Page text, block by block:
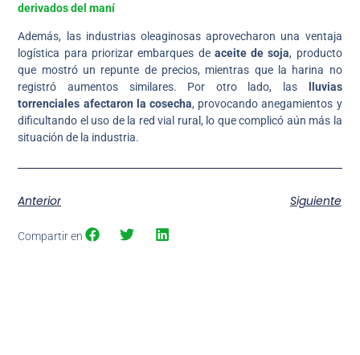
derivados del maní
Además, las industrias oleaginosas aprovecharon una ventaja
logística para priorizar embarques de aceite de soja, producto
que mostró un repunte de precios, mientras que la harina no
registró aumentos similares. Por otro lado, las
lluvias
torrenciales afectaron la cosecha, provocando anegamientos y
dificultando el uso de la red vial rural, lo que complicó aún más la
situación de la industria.
Anterior Siguiente
Compartir en